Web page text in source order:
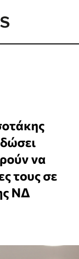
να
τους σε
ΝΔ